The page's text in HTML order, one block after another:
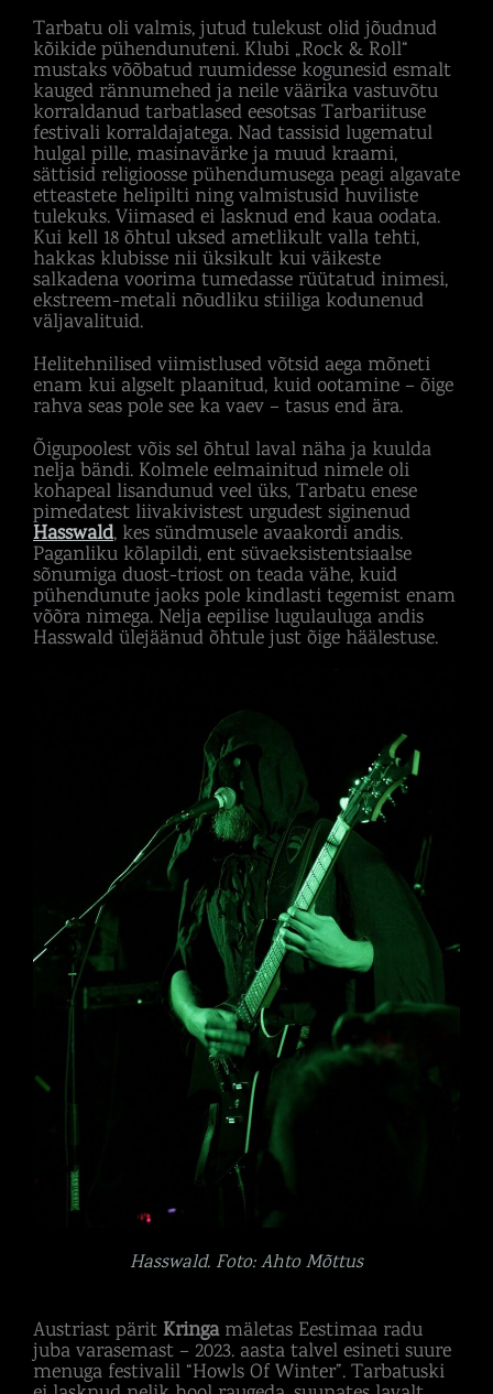
Tarbatu oli valmis, jutud tulekust olid jõudnud
kõikide pühendunuteni. Klubi „Rock & Roll“
mustaks võõbatud ruumidesse kogunesid esmalt
kauged rännumehed ja neile väärika vastuvõtu
korraldanud tarbatlased eesotsas Tarbariituse
festivali korraldajatega. Nad tassisid lugematul
hulgal pille, masinavärke ja muud kraami,
sättisid religioosse pühendumusega peagi algavate
etteastete helipilti ning valmistusid huviliste
tulekuks. Viimased ei lasknud end kaua oodata.
Kui kell 18 õhtul uksed ametlikult valla tehti,
hakkas klubisse nii üksikult kui väikeste
salkadena voorima tumedasse rüütatud inimesi,
ekstreem-metali nõudliku stiiliga kodunenud
väljavalituid.
Helitehnilised viimistlused võtsid aega mõneti
enam kui algselt plaanitud, kuid ootamine – õige
rahva seas pole see ka vaev – tasus end ära.
Õigupoolest võis sel õhtul laval näha ja kuulda
nelja bändi. Kolmele eelmainitud nimele oli
kohapeal lisandunud veel üks, Tarbatu enese
pimedatest liivakivistest urgudest siginenud
Hasswald, kes sündmusele avaakordi andis.
Paganliku kõlapildi, ent süvaeksistentsiaalse
sõnumiga duost-triost on teada vähe, kuid
pühendunute jaoks pole kindlasti tegemist enam
võõra nimega. Nelja eepilise lugulauluga andis
Hasswald ülejäänud õhtule just õige häälestuse.
Hasswald. Foto: Ahto Mõttus
Austriast pärit Kringamäletas Eestimaa radu
juba varasemast – 2023. aasta talvel esineti suure
menuga festivalil “Howls Of Winter”. Tarbatuski